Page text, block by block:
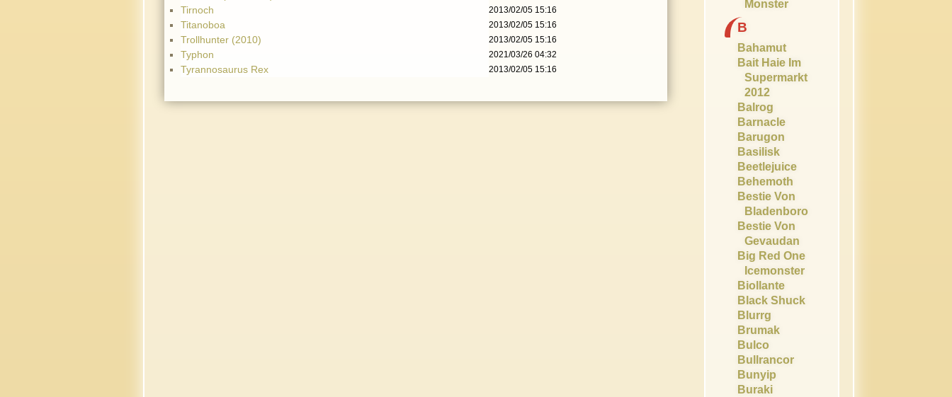
Tirnoch 2013/02/05 15:16
Titanoboa 2013/02/05 15:16
Trollhunter (2010) 2013/02/05 15:16
Typhon 2021/03/26 04:32
Tyrannosaurus Rex 2013/02/05 15:16
Monster
B
Bahamut
Bait Haie Im
Supermarkt
2012
Balrog
Barnacle
Barugon
Basilisk
Beetlejuice
Behemoth
Bestie Von
Bladenboro
Bestie Von
Gevaudan
Big Red One
Icemonster
Biollante
Black Shuck
Blurrg
Brumak
Bulco
Bullrancor
Bunyip
Buraki